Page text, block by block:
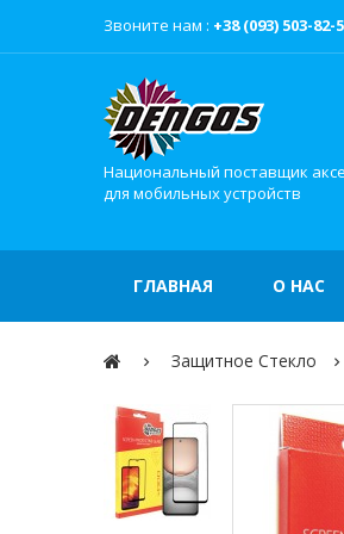
Звоните нам : +38 (093) 503-82-
Национальный поставщик
для мобильных устройств
ГЛАВНАЯ О НАС
Защитное Стекло